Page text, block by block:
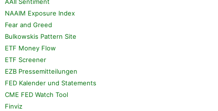
AAII Sentiment
NAAIM Exposure Index
Fear and Greed
Bulkowskis Pattern Site
ETF Money Flow
ETF Screener
EZB Pressemitteilungen
FED Kalender und Statements
CME FED Watch Tool
Finviz